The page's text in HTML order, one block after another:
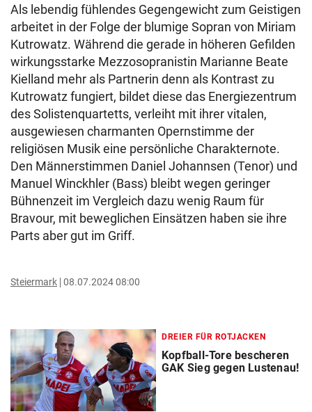
Als lebendig fühlendes Gegengewicht zum Geistigen
arbeitet in der Folge der blumige Sopran von Miriam
Kutrowatz. Während die gerade in höheren Gefilden
wirkungsstarke Mezzosopranistin Marianne Beate
Kielland mehr als Partnerin denn als Kontrast zu
Kutrowatz fungiert, bildet diese das Energiezentrum
des Solistenquartetts, verleiht mit ihrer vitalen,
ausgewiesen charmanten Opernstimme der
religiösen Musik eine persönliche Charakternote.
Den Männerstimmen Daniel Johannsen (Tenor) und
Manuel Winckhler (Bass) bleibt wegen geringer
Bühnenzeit im Vergleich dazu wenig Raum für
Bravour, mit beweglichen Einsätzen haben sie ihre
Parts aber gut im Griff.
Steiermark 08.07.2024 08:00
DREIER FÜR ROTJACKEN
Kopfball-Tore bescheren
GAK Sieg gegen Lustenau!